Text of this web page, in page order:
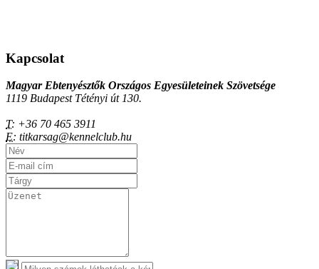
Kapcsolat
Magyar Ebtenyésztők Országos Egyesületeinek Szövetsége
1119 Budapest Tétényi út 130.
T: +36 70 465 3911
E: titkarsag@kennelclub.hu